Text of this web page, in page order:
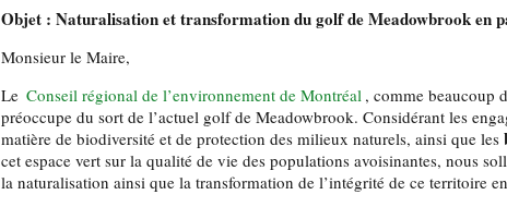
Objet : Naturalisation et transformation du golf de Meadowbrook en
Monsieur le Maire,
Le Conseil régional de l’environnement de Montréal , comme beaucoup
préoccupe du sort de l’actuel golf de Meadowbrook. Considérant les
matière de biodiversité et de protection des milieux naturels, ainsi que les
cet espace vert sur la qualité de vie des populations avoisinantes, nous
la naturalisation ainsi que la transformation de l’intégrité de ce territoire